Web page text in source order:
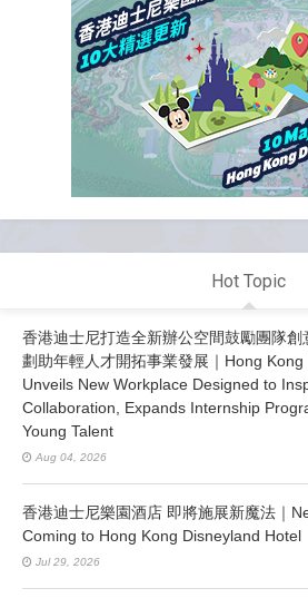
Hot Topic
香港迪士尼打造全新辦公空間鼓勵團隊
劃助年輕人才開拓事業發展｜Hong
Unveils New Workplace Designed to
Collaboration, Expands Internship
Young Talent
Aug 04, 2026
香港迪士尼樂園酒店 即將施展新魔法｜
Coming to Hong Kong Disneyland Hotel
Jul 29, 2026